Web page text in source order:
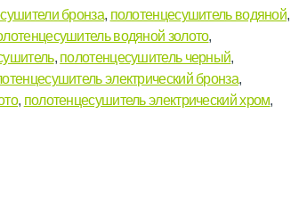
бронза, полотенцесушитель водяной,
водяной золото,
, полотенцесушитель черный,
электрический бронза,
, полотенцесушитель электрический хром,